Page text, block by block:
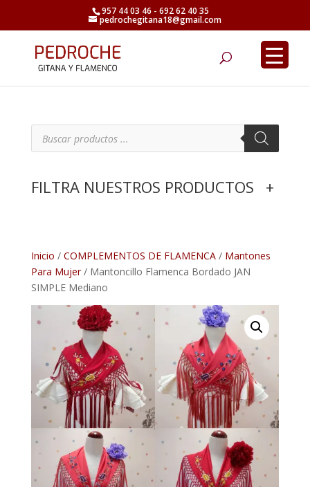
957 44 03 46 - 692 62 40 35
pedrochegitana18@gmail.com
Inicio / COMPLEMENTOS DE FLAMENCA/ Mantones
Para Mujer/ Mantoncillo Flamenca Bordado JAN
SIMPLE Mediano
B
d
a
d
u
c
t
o
s
FILTRA NUESTROS PRODUCTOS +